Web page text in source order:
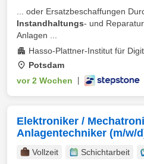
... oder Ersatzbeschaffungen
Instandhaltungs- und
Anlagen ...
Hasso-Plattner-Institut für
Potsdam
vor 2 Wochen
Elektroniker /
Anlagentechniker (m/w/
Vollzeit Schichtarbeit